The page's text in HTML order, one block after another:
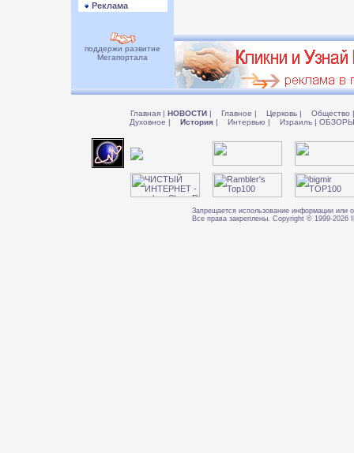
Реклама
поддержи развитие
Мегапортала
Главная | НОВОСТИ | Главное | Церковь | Общество |
Духовное | История | Интервью | Израиль |
Запрещается использование информации или
Все права закреплены. Copyright © 1999-